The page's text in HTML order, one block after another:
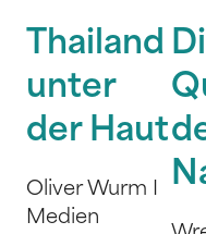
Thailand
unter
der Haut
Oliver Wurm I
Medien